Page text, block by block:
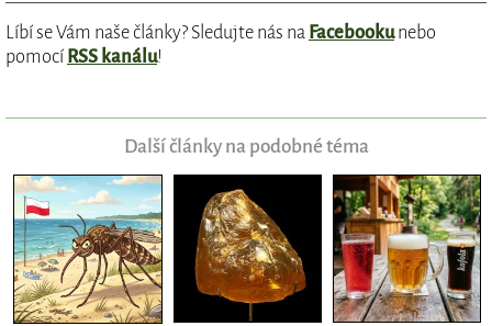
Líbí se Vám naše články? Sledujte nás na Facebookunebo
pomocí RSS kanálu!
Další články na podobné téma